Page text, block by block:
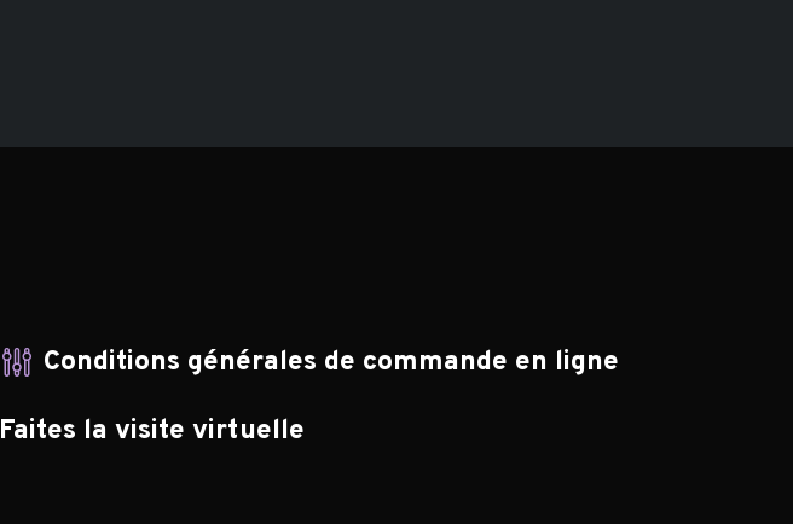
Conditions générales de commande en ligne
Faites la visite virtuelle